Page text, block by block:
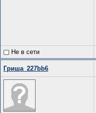
Не в сети
Гриша_227bb6